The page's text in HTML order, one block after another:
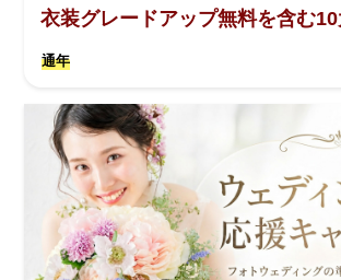
衣装グレードアップ無料を含む10
通年